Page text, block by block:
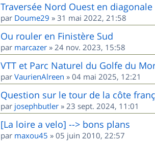
Traversée Nord Ouest en diagonale
par Doume29 » 31 mai 2022, 21:58
Ou rouler en Finistère Sud
par marcazer » 24 nov. 2023, 15:58
VTT et Parc Naturel du Golfe du
par VaurienAlreen » 04 mai 2025, 12:21
Question sur le tour de la côte
par josephbutler » 23 sept. 2024, 11:01
[La loire a velo] --> bons plans
par maxou45 » 05 juin 2010, 22:57